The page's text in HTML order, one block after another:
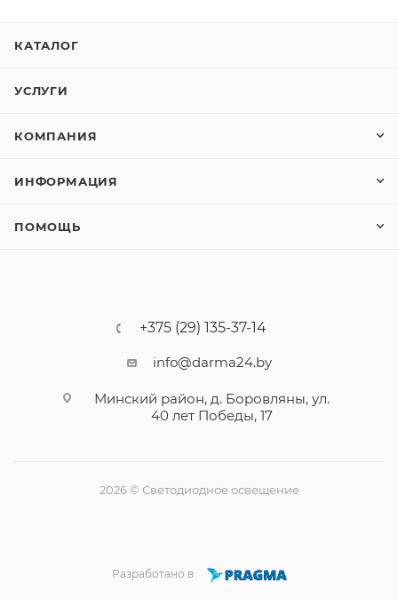
КАТАЛОГ
УСЛУГИ
КОМПАНИЯ
ИНФОРМАЦИЯ
ПОМОЩЬ
+375 (29) 135-37-14
info@darma24.by
Минский район, д. Боровляны, ул.
40 лет Победы, 17
2026 © Светодиодное освещение
Разработано в